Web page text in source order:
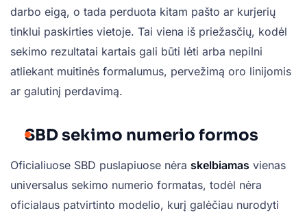
darbo eigą, o tada perduota kitam pašto ar kurjerių
tinklui paskirties vietoje. Tai viena iš priežasčių, kodėl
sekimo rezultatai kartais gali būti lėti arba nepilni
atliekant muitinės formalumus, pervežimą oro linijomis
ar galutinį perdavimą.
SBD sekimo numerio formos
Oficialiuose SBD puslapiuose nėra skelbiamas vienas
universalus sekimo numerio formatas, todėl nėra
oficialaus patvirtinto modelio, kurį galėčiau nurodyti